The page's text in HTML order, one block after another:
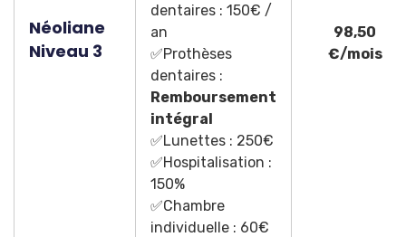
Néoliane
Niveau 3
dentaires : 150€ /
an
✅Prothèses
dentaires :
Remboursement
intégral
✅Lunettes : 250€
✅Hospitalisation :
150%
✅Chambre
individuelle : 60€
98,50
€/mois